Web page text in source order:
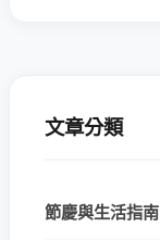
文章分類
節慶與生活指南